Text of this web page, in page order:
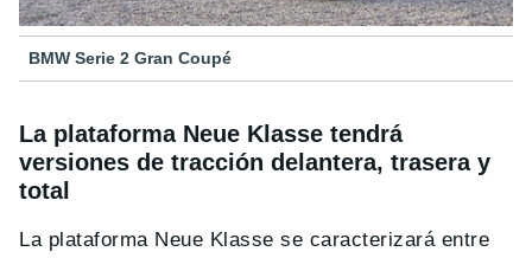
BMW Serie 2 Gran Coupé
La plataforma Neue Klasse tendrá
versiones de tracción delantera, trasera y
total
La plataforma Neue Klasse se caracterizará entre